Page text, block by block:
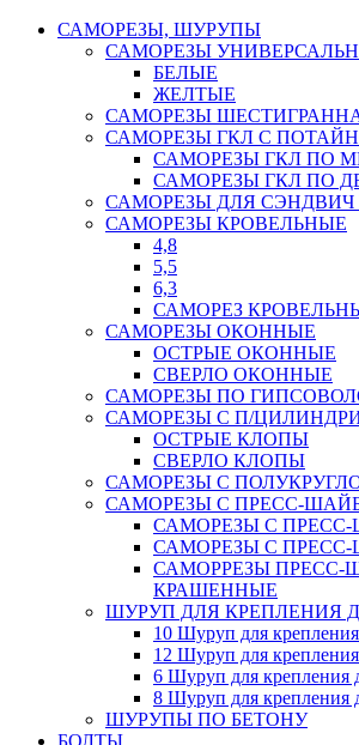
САМОРЕЗЫ, ШУРУПЫ
САМОРЕЗЫ
БЕЛЫЕ
ЖЕЛТЫЕ
САМОРЕЗЫ
САМОРЕЗЫ ГКЛ С
САМОРЕЗЫ ГКЛ ПО
САМОРЕЗЫ ГКЛ ПО
САМОРЕЗЫ ДЛЯ СЭНДВИЧ
САМОРЕЗЫ КРОВЕЛЬНЫЕ
4,8
5,5
6,3
САМОРЕЗ
САМОРЕЗЫ ОКОННЫЕ
ОСТРЫЕ ОКОННЫЕ
СВЕРЛО ОКОННЫЕ
САМОРЕЗЫ ПО
САМОРЕЗЫ С П/
ОСТРЫЕ КЛОПЫ
СВЕРЛО КЛОПЫ
САМОРЕЗЫ С
САМОРЕЗЫ С ПРЕСС-
САМОРЕЗЫ С
САМОРЕЗЫ С
САМОРРЕЗЫ ПРЕСС-
КРАШЕННЫЕ
ШУРУП ДЛЯ КРЕПЛЕНИЯ
10 Шуруп для
12 Шуруп для
6 Шуруп для крепления
8 Шуруп для крепления
ШУРУПЫ ПО БЕТОНУ
БОЛТЫ